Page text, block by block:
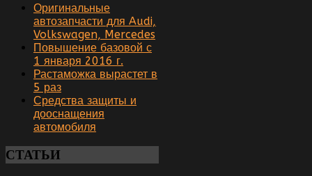
Оригинальные
автозапчасти для Audi,
Volkswagen, Mercedes
Повышение базовой с
1 января 2016 г.
Растаможка вырастет в
5 раз
Средства защиты и
дооснащения
автомобиля
СТАТЬИ